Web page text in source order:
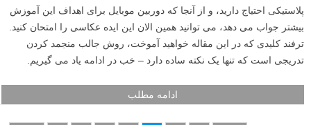
پلاستیکی احتیاج دارید، و از آنجا که دوربین موبایل برای اهداف این آموزش
بیشتر جواب می دهد، می توانید همین الان این ایده عکاسی را امتحان کنید.
ترفند کلیدی که در این مقاله خواهید آموخت، روش جالب منجمد کردن
تدریجی است که تنها یک نکته ساده دارد – خب در ادامه یاد می گیریم.
ادامه مطلب